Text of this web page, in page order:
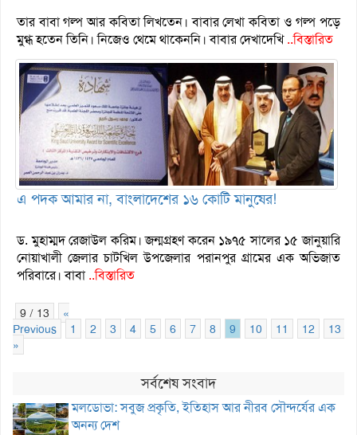
তার বাবা গল্প আর কবিতা লিখতেন। বাবার লেখা কবিতা ও গল্প পড়ে
মুগ্ধ হতেন তিনি। নিজেও থেমে থাকেননি। বাবার দেখাদেখি..বিস্তারিত
এ পদক আমার না, বাংলাদেশের ১৬ কোটি মানুষের!
ড. মুহাম্মদ রেজাউল করিম। জন্মগ্রহণ করেন ১৯৭৫ সালের ১৫ জানুয়ারি
নোয়াখালী জেলার চাটখিল উপজেলার পরানপুর গ্রামের এক অভিজাত
পরিবারে। বাবা..বিস্তারিত
9 / 13
«
Previous
1 2 3 4 5 6 7 8 9 10 11 12 13
»
সর্বশেষ সংবাদ
মলডোভা: সবুজ প্রকৃতি, ইতিহাস আর নীরব সৌন্দর্যের এক
অনন্য দেশ